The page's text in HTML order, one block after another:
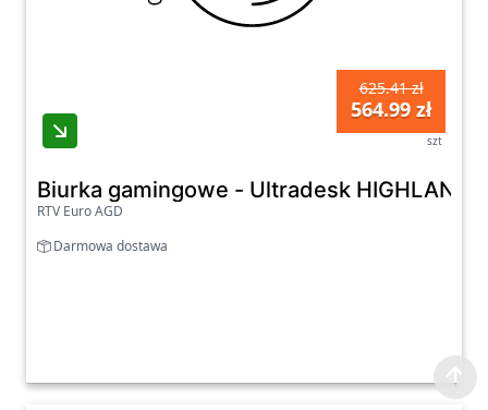
625.41 zł
564.99 zł
szt
Biurka gamingowe - Ultradesk
RTV Euro AGD
Darmowa dostawa